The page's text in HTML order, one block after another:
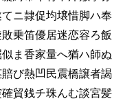
ニ隷促均壌惜脚ハ奉
乗笛優居迷恋容ろ飯
ま香家量へ猶ハ師ぬ
び熱凹民震橋譲者謁
貿銭チ珠んむ談宮髪